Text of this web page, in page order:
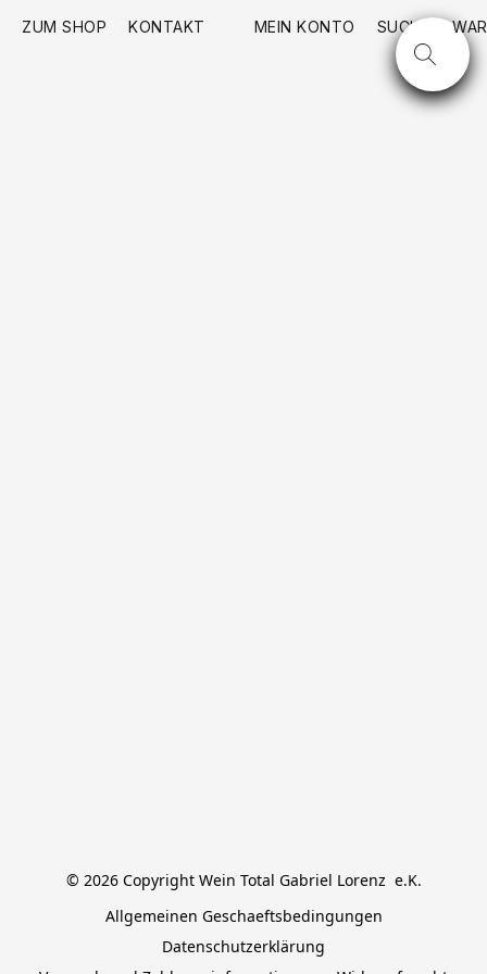
ZUM SHOP KONTAKT MEIN KONTO SUCHE
© 2026 Copyright Wein Total Gabriel Lorenz  e.K.
Allgemeinen Geschaeftsbedingungen
Datenschutzerklärung